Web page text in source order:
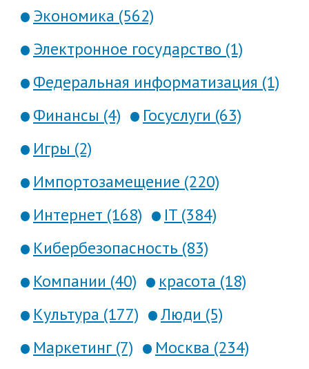
Экономика (562)
Электронное государство (1)
Федеральная информатизация (1)
Финансы (4)
Госуслуги (63)
Игры (2)
Импортозамещение (220)
Интернет (168)
IT (384)
Кибербезопасность (83)
Компании (40)
красота (18)
Культура (177)
Люди (5)
Маркетинг (7)
Москва (234)